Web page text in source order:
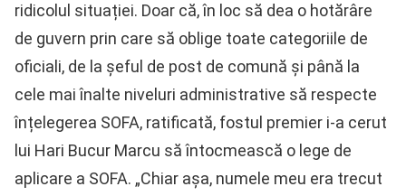
ridicolul situației. Doar că, în loc să dea o hotărâre
de guvern prin care să oblige toate categoriile de
oficiali, de la șeful de post de comună și până la
cele mai înalte niveluri administrative să respecte
înțelegerea SOFA, ratificată, fostul premier i-a cerut
lui Hari Bucur Marcu să întocmească o lege de
aplicare a SOFA. „Chiar așa, numele meu era trecut